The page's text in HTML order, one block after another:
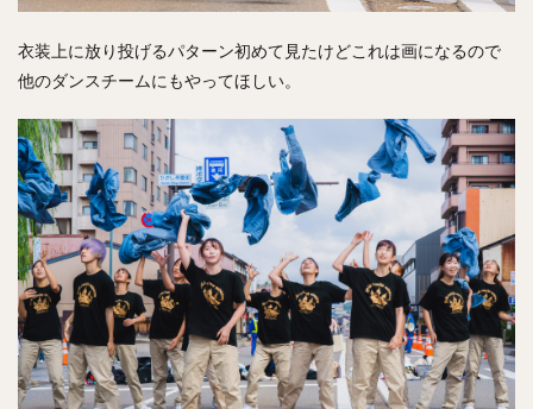
衣装上に放り投げるパターン初めて見たけどこれは画になるので
他のダンスチームにもやってほしい。